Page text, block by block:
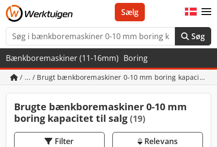
Søg
Sælg
Bænkboremaskiner (11-16mm) Boring
/ ... / Brugt bænkboremaskiner 0-10 mm boring kapacitet
Brugte bænkboremaskiner 0-10 mm
boring kapacitet til salg (19)
Filter Relevans